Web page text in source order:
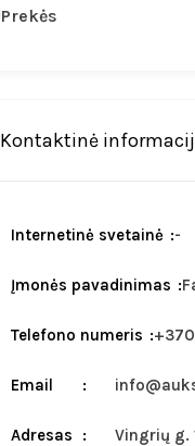
Prekės
Kontaktinė
Internetinė svetainė -
Įmonės pavadinimas
Telefono numeris
Email
Adresas Vingrių g.